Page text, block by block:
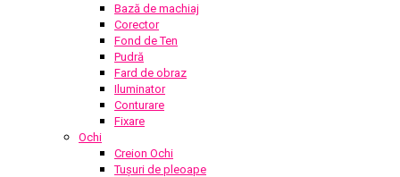
Bază de machiaj
Corector
Fond de Ten
Pudră
Fard de obraz
Iluminator
Conturare
Fixare
Ochi
Creion Ochi
Tușuri de pleoape